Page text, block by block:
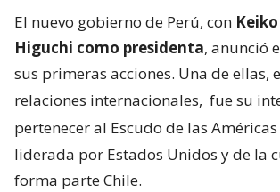
El nuevo gobierno de Perú, con
Higuchi como presidenta, anunció
sus primeras acciones. Una de ellas,
relaciones internacionales, fue su
pertenecer al Escudo de las Américas
liderada por Estados Unidos y de la
forma parte Chile.